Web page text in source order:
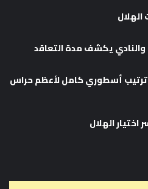
يكشف مدة التعاقد
ترتيب أسطوري كامل لأعظم حراس
اختيار الهلال